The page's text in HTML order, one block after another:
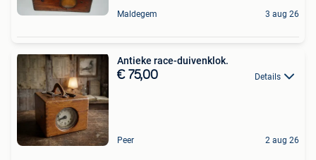
Maldegem 3 aug 26
Antieke race-duivenklok.
€ 75,00 Details
Peer 2 aug 26